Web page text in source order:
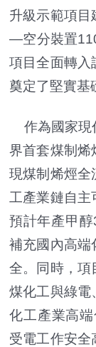
升級示範項目
—空分裝置
項目全面轉入
奠定了堅實基
作為國家現
界首套煤制烯
現煤制烯烴全
工產業鏈自主
預計年產甲
補充國內高端
全。同時，項
煤化工與綠電
化工產業高
受電工作安全